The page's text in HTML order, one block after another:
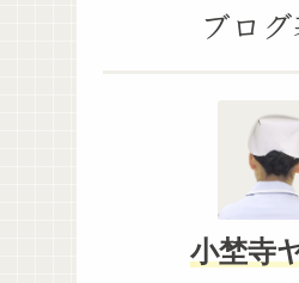
ブロ
小埜寺